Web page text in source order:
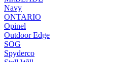
Navy
ONTARIO
Opinel
Outdoor Edge
SOG
Spyderco